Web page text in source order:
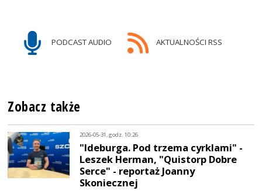
PODCAST AUDIO AKTUALNOŚCI RSS
Zobacz także
2026-05-31, godz. 10:26
"Ideburga. Pod trzema cyrklami" -
Leszek Herman, "Quistorp Dobre
Serce" - reportaż Joanny
Skoniecznej